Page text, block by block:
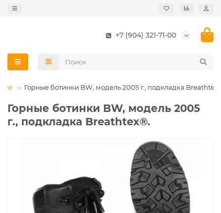
+7 (904) 321-71-00
Горные ботинки BW, модель 2005 г., подкладка
Горные ботинки BW, модель 2005
г., подкладка Breathtex®.